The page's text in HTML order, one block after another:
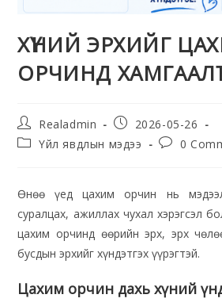
ХҮНИЙ ЭРХИЙГ
ОРЧИНД
Realadmin
2026-05-26
Үйл явдлын мэдээ
0
Өнөө үед цахим орчин нь
суралцах, ажиллах чухал хэрэгсэл
цахим орчинд өөрийн эрх, эрх
бусдын эрхийг хүндэтгэх үүрэгтэй.
Цахим орчин дахь хүний